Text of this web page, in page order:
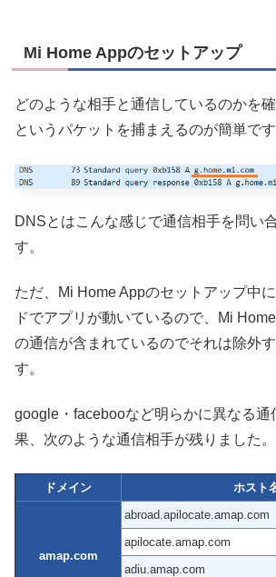
Mi Home Appのセットアップ
どのような相手と通信しているのかを
というパケットを捕まえるのが簡単です
DNSとはこんな感じで通信相手を問い
す。
ただ、Mi Home Appのセットアップ中
ドでアプリが動いているので、Mi
の通信が含まれているのでそれは除外
す。
google・facebooなど明らかに異なる通
果、次のような通信相手が残りました。
ドメイン ホスト
amap.com
abroad.apilocate.amap.com
apilocate.amap.com
adiu.amap.com